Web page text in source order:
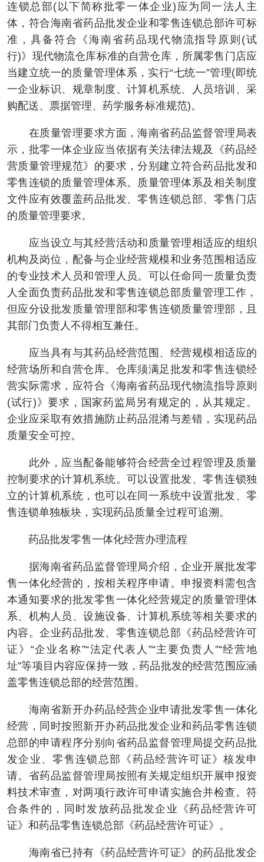
连锁总部(以下简称批零一体企业)应为同一法人主
体，符合海南省药品批发企业和零售连锁总部许可标
准，具备符合《海南省药品现代物流指导原则(试
行)》现代物流仓库标准的自营仓库，所属零售门店应
当建立统一的质量管理体系，实行“七统一”管理(即统
一企业标识、规章制度、计算机系统、人员培训、采
购配送、票据管理、药学服务标准规范)。
在质量管理要求方面，海南省药品监督管理局表
示，批零一体企业应当依据有关法律法规及《药品经
营质量管理规范》的要求，分别建立符合药品批发和
零售连锁的质量管理体系。质量管理体系及相关制度
文件应有效覆盖药品批发、零售连锁总部、零售门店
的质量管理要求。
应当设立与其经营活动和质量管理相适应的组织
机构及岗位，配备与企业经营规模和业务范围相适应
的专业技术人员和管理人员。可以任命同一质量负责
人全面负责药品批发和零售连锁总部质量管理工作，
但应分设批发质量管理部和零售连锁质量管理部，且
其部门负责人不得相互兼任。
应当具有与其药品经营范围、经营规模相适应的
经营场所和自营仓库。仓库须满足批发和零售连锁经
营实际需求，应符合《海南省药品现代物流指导原则
(试行)》要求，国家药监局另有规定的，从其规定。
企业应采取有效措施防止药品混淆与差错，实现药品
质量安全可控。
此外，应当配备能够符合经营全过程管理及质量
控制要求的计算机系统。可以设置批发、零售连锁独
立的计算机系统，也可以在同一系统中设置批发、零
售连锁单独板块，实现药品质量全过程可追溯。
药品批发零售一体化经营办理流程
据海南省药品监督管理局介绍，企业开展批发零
售一体化经营的，按相关程序申请。申报资料需包含
本通知要求的批发零售一体化经营规定的质量管理体
系、机构人员、设施设备、计算机系统等相关要求的
内容。企业药品批发、零售连锁总部《药品经营许可
证》“企业名称”“法定代表人”“主要负责人”“经营地
址”等项目内容应保持一致，药品批发的经营范围应涵
盖零售连锁总部的经营范围。
海南省新开办药品经营企业申请批发零售一体化
经营，同时按照新开办药品批发企业和药品零售连锁
总部的申请程序分别向省药品监督管理局提交药品批
发企业、零售连锁总部《药品经营许可证》核发申
请。省药品监督管理局按照有关规定组织开展申报资
料技术审查，对两项行政许可申请实施合并检查。符
合条件的，同时发放药品批发企业《药品经营许可
证》和药品零售连锁总部《药品经营许可证》。
海南省已持有《药品经营许可证》的药品批发企